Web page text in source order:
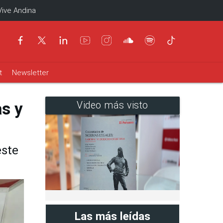
Andina
Newsletter
y Video más visto
Las más leídas